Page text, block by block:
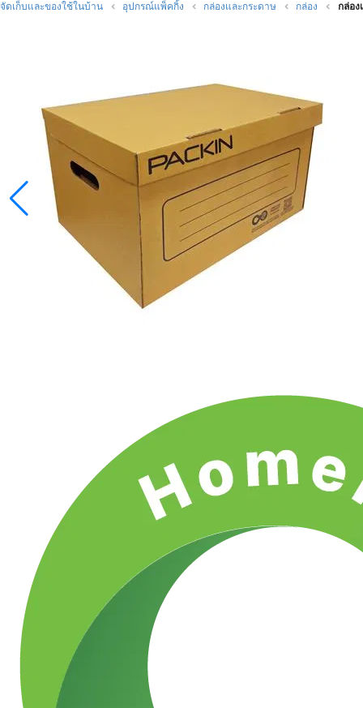
จัดเก็บและของใช้ในบ้าน อุปกรณ์แพ็คกิ้ง กล่องและกระดาษ กล่อง กล่อง